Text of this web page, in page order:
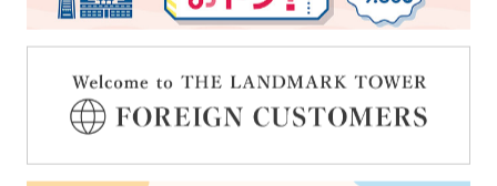
施設案内
アクセス
みなとみらいポイントアプリ